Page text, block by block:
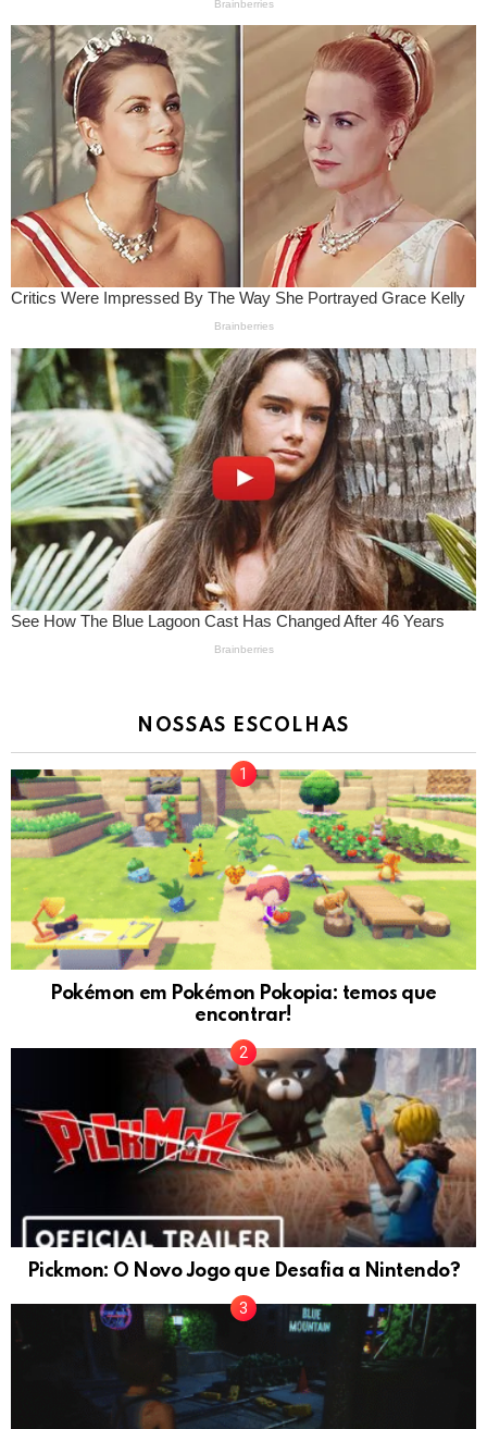
NOSSAS ESCOLHAS
Pokémon em Pokémon Pokopia: temos que
encontrar!
Pickmon: O Novo Jogo que Desafia a Nintendo?